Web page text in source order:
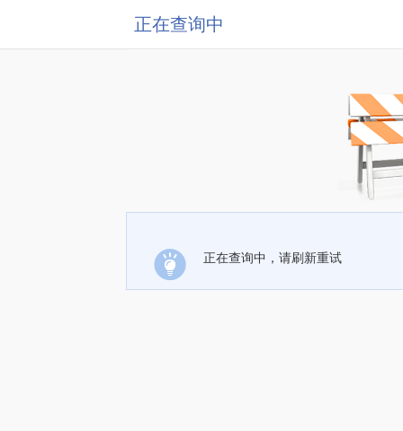
正在查询中
正在查询中，请刷新重试